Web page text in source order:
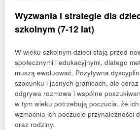
Wyzwania i strategie dla
szkolnym (7-12 lat)
W wieku szkolnym dzieci stają przed
społecznymi i edukacyjnymi, dlatego
muszą ewoluować. Pozytywna
szacunku i jasnych granicach, ale
odgrywa rozmowa i wspólne
w tym wieku potrzebują poczucia, że
wzmacnia ich poczucie przynależności
oraz rodziny.